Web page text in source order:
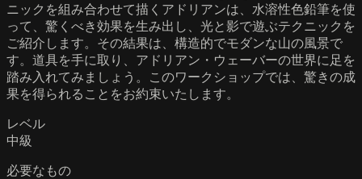
ニックを組み合わせて描くアドリアンは、水溶性色鉛筆を使
って、驚くべき効果を生み出し、光と影で遊ぶテクニックを
ご紹介します。その結果は、構造的でモダンな山の風景で
す。道具を手に取り、アドリアン・ウェーバーの世界に足を
踏み入れてみましょう。このワークショップでは、驚きの成
果を得られることをお約束いたします。
レベル
中級
必要なもの